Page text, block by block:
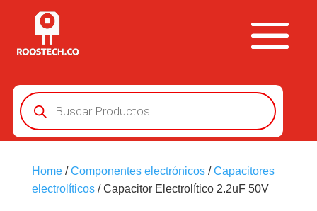
Búsqueda
de
productos
Home/Componentes electrónicos/Capacitores
electrolíticos/ Capacitor Electrolítico 2.2uF 50V